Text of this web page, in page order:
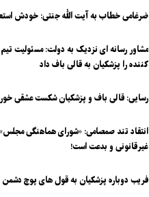
ضرغامی خطاب به آیت الله جنتی: خودش
مشاور رسانه ای نزدیک به دولت: مسئولیت
کننده را پزشکیان به قالی باف داد
رسایی: قالی باف و پزشکیان شکست عشقی
انتقاد تند صمصامی: «شورای هماهنگی
غیرقانونی و بدعت است!
فریب دوباره پزشکیان به قول های پوچ دشمن